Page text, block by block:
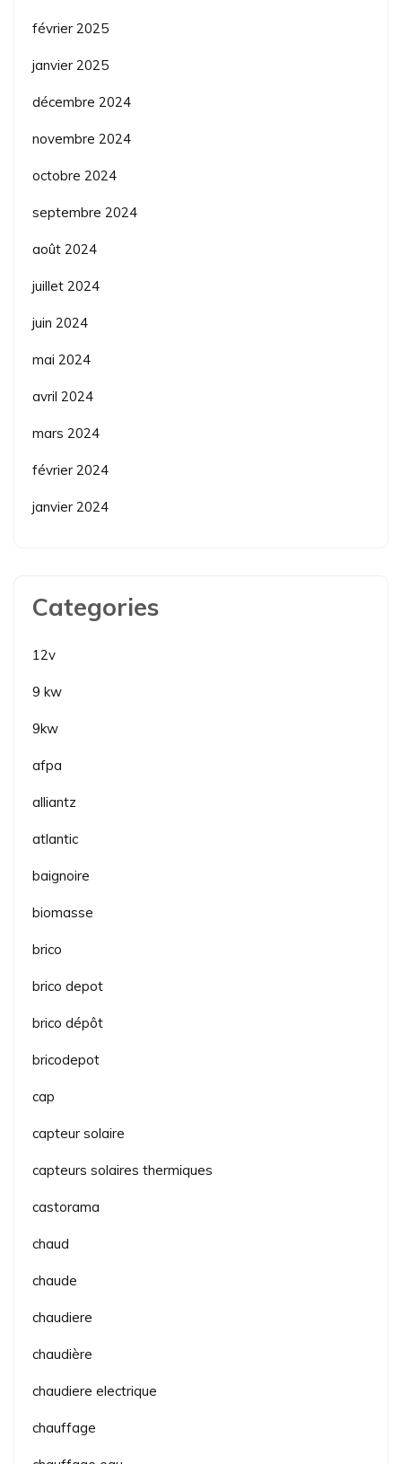
février 2025
janvier 2025
décembre 2024
novembre 2024
octobre 2024
septembre 2024
août 2024
juillet 2024
juin 2024
mai 2024
avril 2024
mars 2024
février 2024
janvier 2024
Categories
12v
9 kw
9kw
afpa
alliantz
atlantic
baignoire
biomasse
brico
brico depot
brico dépôt
bricodepot
cap
capteur solaire
capteurs solaires thermiques
castorama
chaud
chaude
chaudiere
chaudière
chaudiere electrique
chauffage